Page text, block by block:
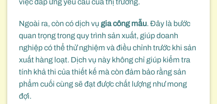
Ngoài ra, còn có dịch vụ gia công mẫu. Đây là bước
quan trọng trong quy trình sản xuất, giúp doanh
nghiệp có thể thử nghiệm và điều chỉnh trước khi sản
xuất hàng loạt. Dịch vụ này không chỉ giúp kiểm tra
tính khả thi của thiết kế mà còn đảm bảo rằng sản
phẩm cuối cùng sẽ đạt được chất lượng như mong
đợi.